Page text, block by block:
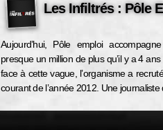
Les Infiltrés : Pôle
Aujourd’hui, Pôle emploi
presque un million de plus qu’il y a 4
face à cette vague, l’organisme a
courant de l’année 2012. Une